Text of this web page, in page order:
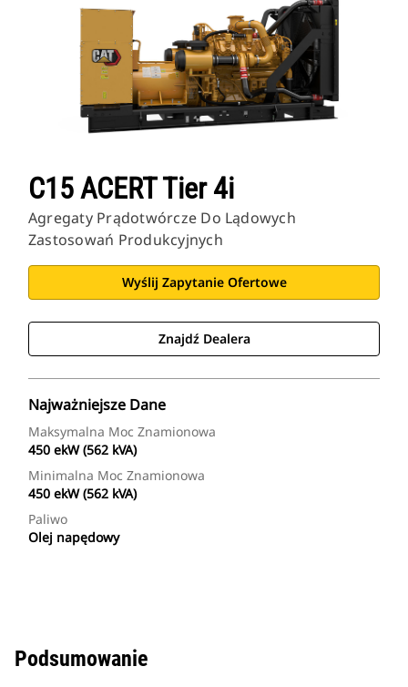
C15 ACERT Tier 4i
Agregaty Prądotwórcze Do Lądowych
Zastosowań Produkcyjnych
Wyślij Zapytanie Ofertowe
Znajdź Dealera
Najważniejsze Dane
Maksymalna Moc Znamionowa
450 ekW (562 kVA)
Minimalna Moc Znamionowa
450 ekW (562 kVA)
Paliwo
Olej napędowy
Podsumowanie